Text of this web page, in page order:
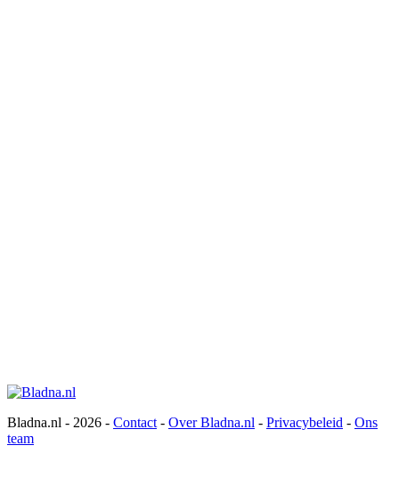
Bladna.nl - 2026 - Contact - Over Bladna.nl - Privacybeleid - Ons
team